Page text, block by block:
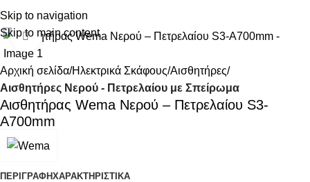
Skip to navigation
Skip to main content
Κάντε κλικ για μεγέθυνση
Αρχική σελίδα Ηλεκτρικά Σκάφους Αισθητήρες
Αισθητήρες Νερού - Πετρελαίου με Σπείρωμα
Αισθητήρας Wema Νερού – Πετρελαίου S3-
Α700mm
ΠΕΡΙΓΡΑΦΉΧΑΡΑΚΤΗΡΙΣΤΙΚΑ